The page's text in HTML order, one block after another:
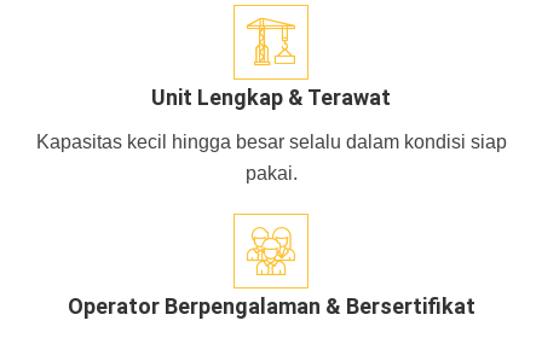
Unit Lengkap & Terawat
Kapasitas kecil hingga besar selalu dalam kondisi siap
pakai.
Operator Berpengalaman & Bersertifikat